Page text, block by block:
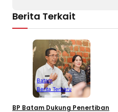
Berita Terkait
Batam
Berita Terbaru
BP Batam Dukung Penertiban